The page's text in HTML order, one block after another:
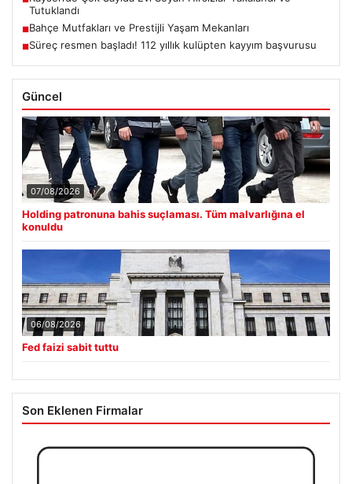
Tutuklandı
■Bahçe Mutfakları ve Prestijli Yaşam Mekanları
■Süreç resmen başladı! 112 yıllık kulüpten kayyım başvurusu
Güncel
07/08/2026
Holding patronuna bahis suçlaması. Tüm malvarlığına el
konuldu
06/08/2026
Fed faizi sabit tuttu
Son Eklenen Firmalar